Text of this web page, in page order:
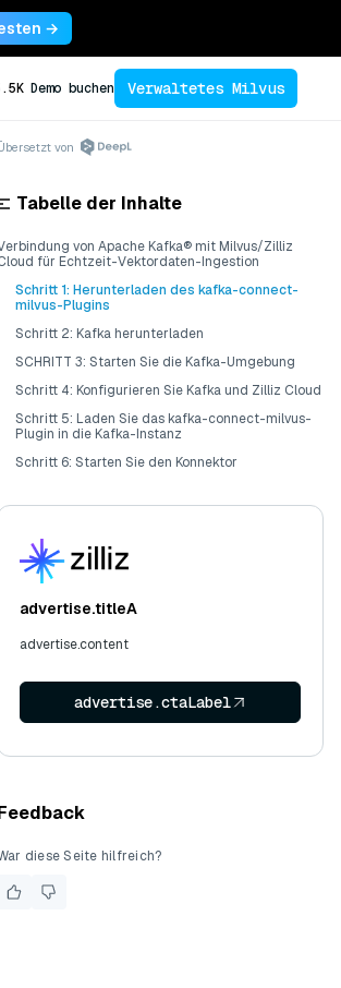
→
Demo buchen Verwaltetes Milvus
von
Tabelle der Inhalte
von Apache Kafka® mit Milvus/Zilliz
für Echtzeit-Vektordaten-Ingestion
Schritt 1: Herunterladen des kafka-connect-
milvus-Plugins
Schritt 2: Kafka herunterladen
SCHRITT 3: Starten Sie die Kafka-Umgebung
Schritt 4: Konfigurieren Sie Kafka und Zilliz Cloud
Schritt 5: Laden Sie das kafka-connect-milvus-
Plugin in die Kafka-Instanz
Schritt 6: Starten Sie den Konnektor
advertise.titleA
advertise.content
advertise.ctaLabel
diese Seite hilfreich?